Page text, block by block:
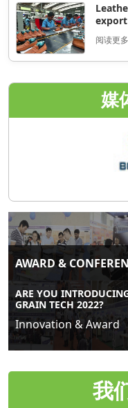
阅读更多
媒
AWARD &
ARE YOU
GRAIN TECH 2022?
Innovation & Award
我